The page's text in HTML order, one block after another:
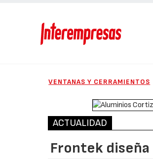
VENTANAS Y CERRAMIENTOS
ACTUALIDAD
Frontek diseña